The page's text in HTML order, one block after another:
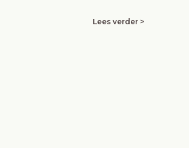
Lees verder >
een bezoek aan Pompei heeft
verbaas je